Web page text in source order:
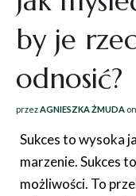
by je
odnosić?
przez AGNIESZKA ŻMUDA on
Sukces to wysoka
marzenie. Sukces
możliwości. To